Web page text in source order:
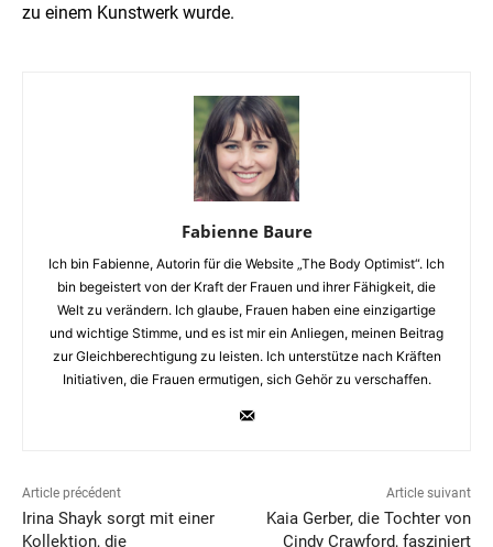
zu einem Kunstwerk wurde.
Fabienne Baure
Ich bin Fabienne, Autorin für die Website „The Body Optimist“. Ich
bin begeistert von der Kraft der Frauen und ihrer Fähigkeit, die
Welt zu verändern. Ich glaube, Frauen haben eine einzigartige
und wichtige Stimme, und es ist mir ein Anliegen, meinen Beitrag
zur Gleichberechtigung zu leisten. Ich unterstütze nach Kräften
Initiativen, die Frauen ermutigen, sich Gehör zu verschaffen.
Article précédent
Irina Shayk sorgt mit einer
Kollektion, die
Article suivant
Kaia Gerber, die Tochter von
Cindy Crawford, fasziniert